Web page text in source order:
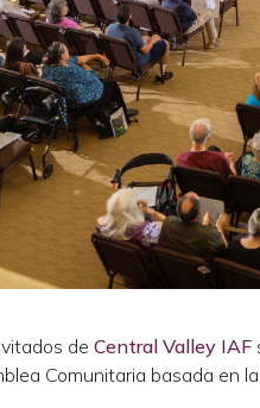
de Central Valley IAF
Comunitaria basada en